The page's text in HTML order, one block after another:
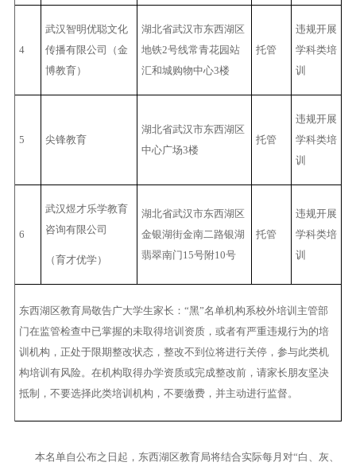
4
武汉智明优聪文化
传播有限公司（金
博教育）
湖北省武汉市东西湖区
地铁2号线常青花园站
汇和城购物中心3楼
托管
违规开展
学科类培
训
5 尖锋教育
湖北省武汉市东西湖区
中心广场3楼
托管
违规开展
学科类培
训
6
武汉煜才乐学教育
咨询有限公司
（育才优学）
湖北省武汉市东西湖区
金银湖街金南二路银湖
翡翠南门15号附10号
托管
违规开展
学科类培
训
东西湖区教育局敬告广大学生家长：“黑”名单机构系校外培训主管部
门在监管检查中已掌握的未取得培训资质，或者有严重违规行为的培
训机构，正处于限期整改状态，整改不到位将进行关停，参与此类机
构培训有风险。在机构取得办学资质或完成整改前，请家长朋友坚决
抵制，不要选择此类培训机构，不要缴费，并主动进行监督。
本名单自公布之日起，东西湖区教育局将结合实际每月对“白、灰、